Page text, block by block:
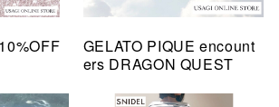
GELATO PIQUE encount
ers DRAGON QUEST